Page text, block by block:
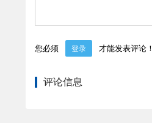
您必须 登录 才能发表评论！
评论信息